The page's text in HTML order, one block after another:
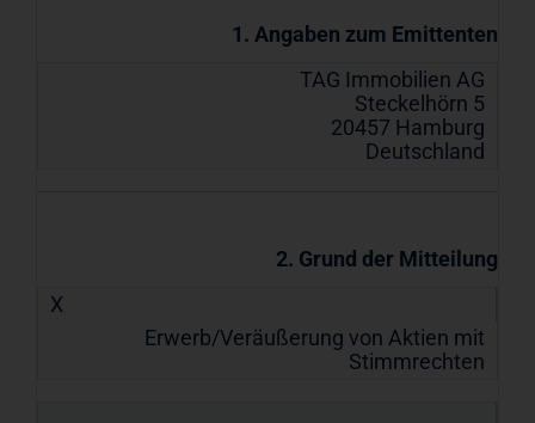
1. Angaben zum Emittenten
TAG Immobilien AG
Steckelhörn 5
20457 Hamburg
Deutschland
2. Grund der Mitteilung
X
Erwerb/Veräußerung von Aktien mit
Stimmrechten